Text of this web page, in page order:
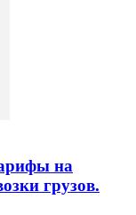
на
грузов.